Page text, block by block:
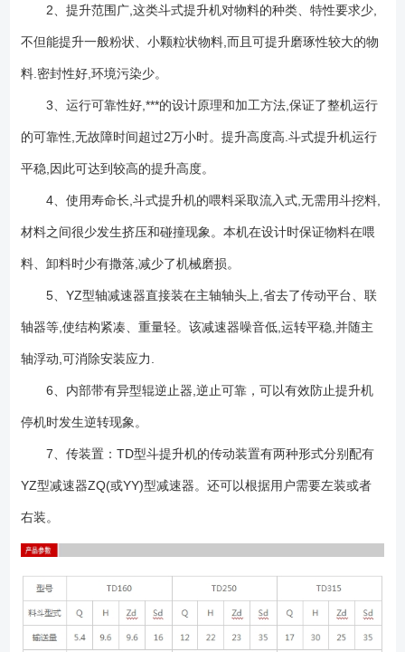
2、提升范围广,这类斗式提升机对物料的种类、特性要求少,
不但能提升一般粉状、小颗粒状物料,而且可提升磨琢性较大的物
料.密封性好,环境污染少。
3、运行可靠性好,***的设计原理和加工方法,保证了整机运行
的可靠性,无故障时间超过2万小时。提升高度高.斗式提升机运行
平稳,因此可达到较高的提升高度。
4、使用寿命长,斗式提升机的喂料采取流入式,无需用斗挖料,
材料之间很少发生挤压和碰撞现象。本机在设计时保证物料在喂
料、卸料时少有撒落,减少了机械磨损。
5、YZ型轴减速器直接装在主轴轴头上,省去了传动平台、联
轴器等,使结构紧凑、重量轻。该减速器噪音低,运转平稳,并随主
轴浮动,可消除安装应力.
6、内部带有异型辊逆止器,逆止可靠，可以有效防止提升机
停机时发生逆转现象。
7、传装置：TD型斗提升机的传动装置有两种形式分别配有
YZ型减速器ZQ(或YY)型减速器。还可以根据用户需要左装或者
右装。